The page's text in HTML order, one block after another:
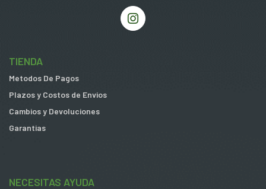
TIENDA
Metodos De Pagos
Plazos y Costos de Envios
Cambios y Devoluciones
Garantias
NECESITAS AYUDA